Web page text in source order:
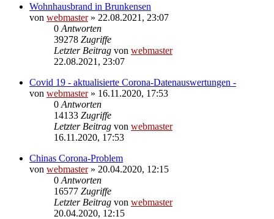
Wohnhausbrand in Brunkensen
von webmaster» 22.08.2021, 23:07
0 Antworten
39278 Zugriffe
Letzter Beitrag von webmaster
22.08.2021, 23:07
Covid 19 - aktualisierte Corona-Datenauswertungen -
von webmaster» 16.11.2020, 17:53
0 Antworten
14133 Zugriffe
Letzter Beitrag von webmaster
16.11.2020, 17:53
Chinas Corona-Problem
von webmaster» 20.04.2020, 12:15
0 Antworten
16577 Zugriffe
Letzter Beitrag von webmaster
20.04.2020, 12:15